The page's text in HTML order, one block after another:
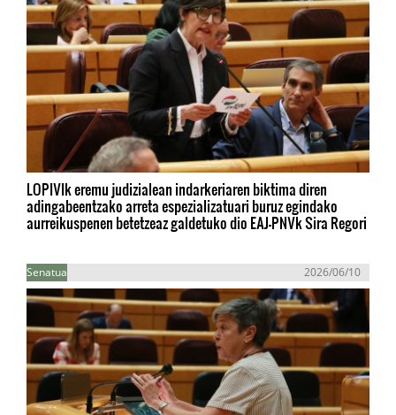
LOPIVIk eremu judizialean indarkeriaren biktima diren
adingabeentzako arreta espezializatuari buruz egindako
aurreikuspenen betetzeaz galdetuko dio EAJ-PNVk Sira Regori
Senatua 2026/06/10